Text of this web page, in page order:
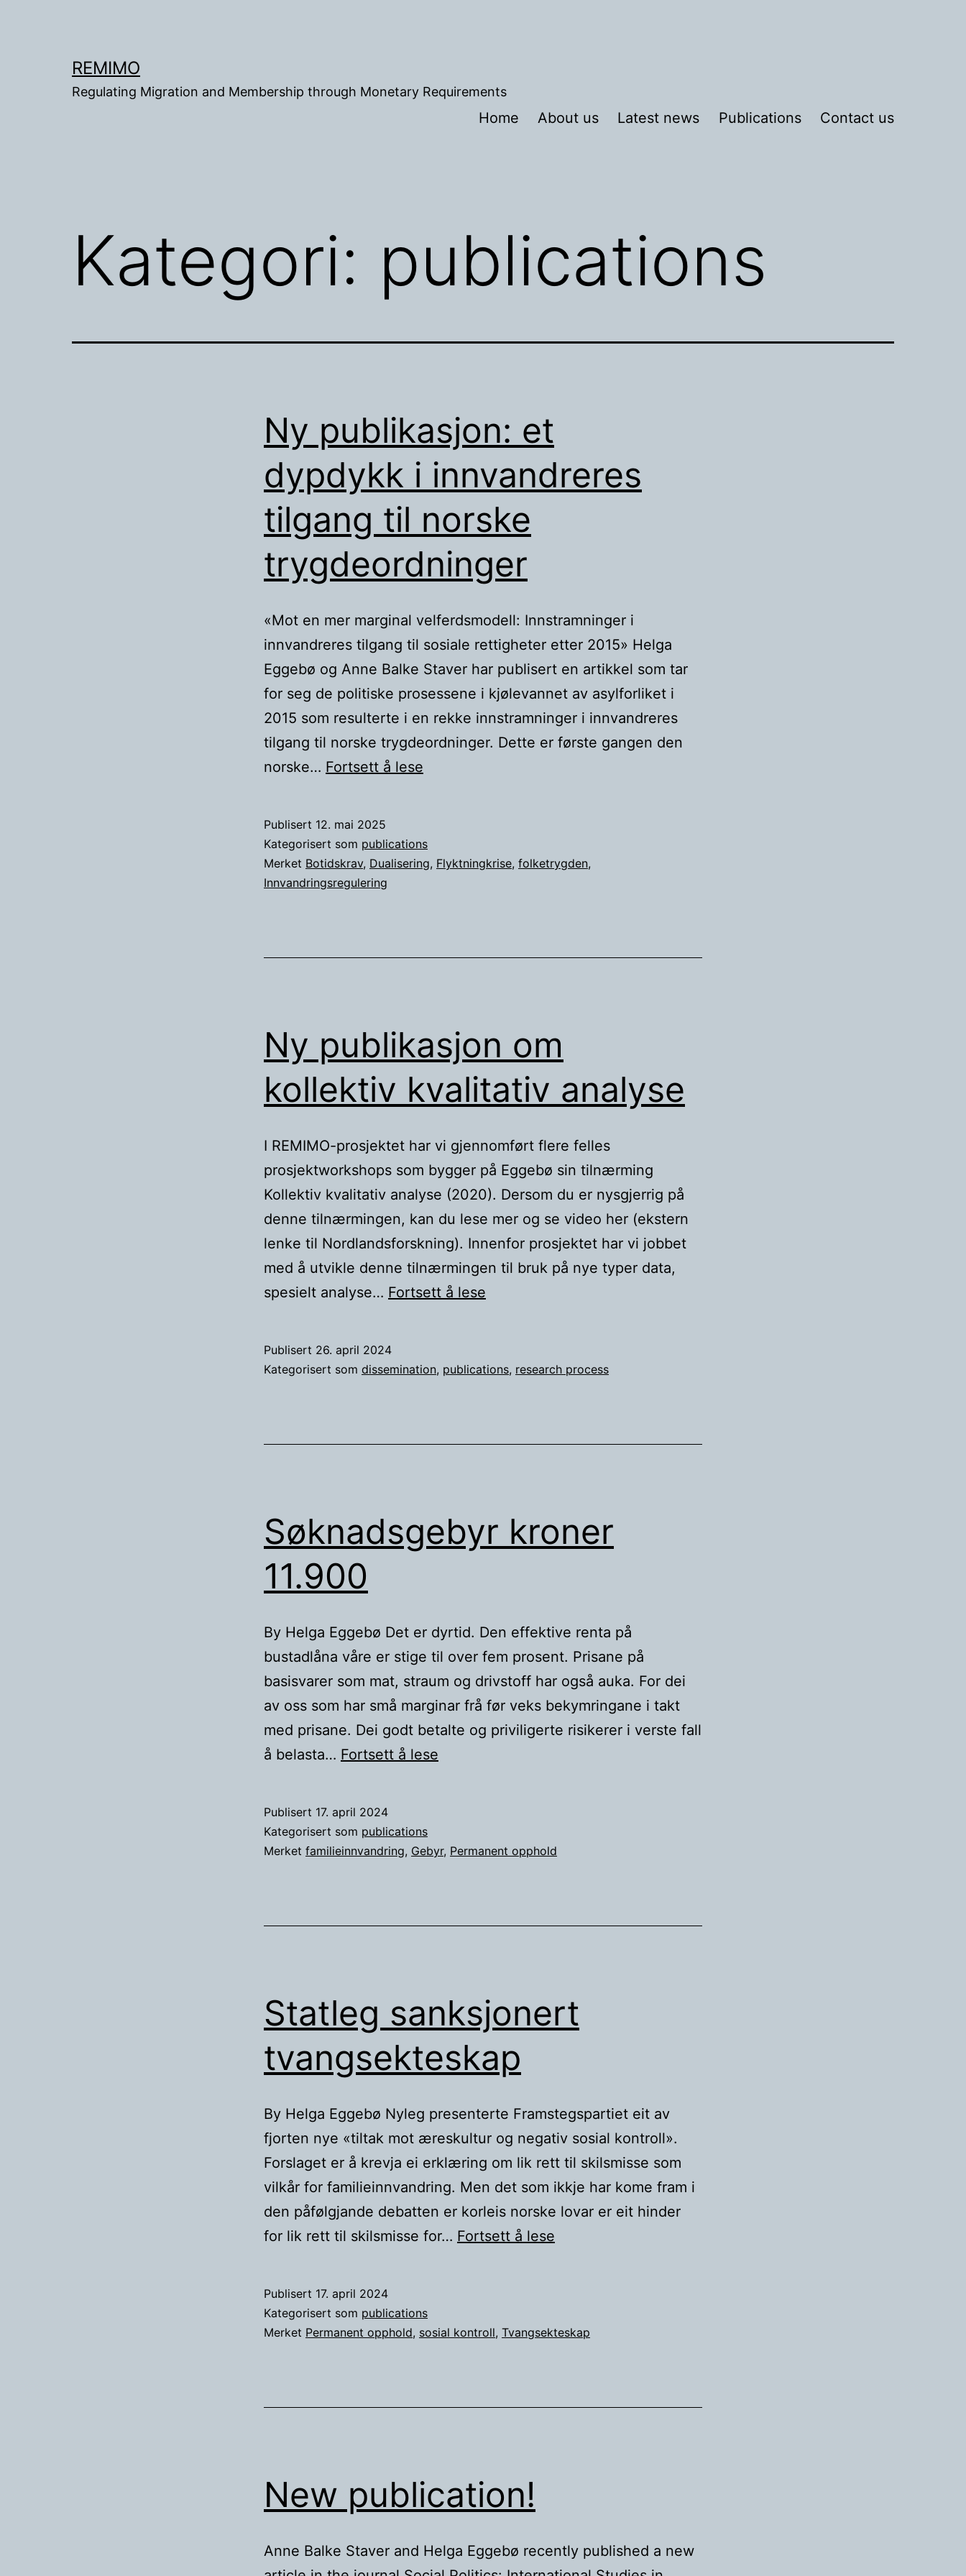
REMIMO
Regulating Migration and Membership through Monetary Requirements
Home About us Latest news Publications Contact us
Kategori: publications
Ny publikasjon: et
dypdykk i innvandreres
tilgang til norske
trygdeordninger
«Mot en mer marginal velferdsmodell: Innstramninger i
innvandreres tilgang til sosiale rettigheter etter 2015» Helga
Eggebø og Anne Balke Staver har publisert en artikkel som tar
for seg de politiske prosessene i kjølevannet av asylforliket i
2015 som resulterte i en rekke innstramninger i innvandreres
tilgang til norske trygdeordninger. Dette er første gangen den
norske… Fortsett å lese
dypdykk
i
norske
Publisert 12. mai 2025
Kategorisert som publications
Merket Botidskrav, Dualisering, Flyktningkrise, folketrygden,
Innvandringsregulering
Ny publikasjon om
kollektiv kvalitativ analyse
I REMIMO-prosjektet har vi gjennomført flere felles
prosjektworkshops som bygger på Eggebø sin tilnærming
Kollektiv kvalitativ analyse (2020). Dersom du er nysgjerrig på
denne tilnærmingen, kan du lese mer og se video her (ekstern
lenke til Nordlandsforskning). Innenfor prosjektet har vi jobbet
med å utvikle denne tilnærmingen til bruk på nye typer data,
spesielt analyse… Fortsett å lese
kollektiv
Publisert 26. april 2024
Kategorisert som dissemination, publications, research process
Søknadsgebyr kroner
11.900
By Helga Eggebø Det er dyrtid. Den effektive renta på
bustadlåna våre er stige til over fem prosent. Prisane på
basisvarer som mat, straum og drivstoff har også auka. For dei
av oss som har små marginar frå før veks bekymringane i takt
med prisane. Dei godt betalte og priviligerte risikerer i verste fall
å belasta… Fortsett å lese
Publisert 17. april 2024
Kategorisert som publications
Merket familieinnvandring, Gebyr, Permanent opphold
Statleg sanksjonert
tvangsekteskap
By Helga Eggebø Nyleg presenterte Framstegspartiet eit av
fjorten nye «tiltak mot æreskultur og negativ sosial kontroll».
Forslaget er å krevja ei erklæring om lik rett til skilsmisse som
vilkår for familieinnvandring. Men det som ikkje har kome fram i
den påfølgjande debatten er korleis norske lovar er eit hinder
for lik rett til skilsmisse for… Fortsett å lese
Publisert 17. april 2024
Kategorisert som publications
Merket Permanent opphold, sosial kontroll, Tvangsekteskap
New publication!
Anne Balke Staver and Helga Eggebø recently published a new